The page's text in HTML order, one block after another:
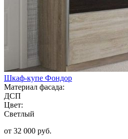
Шкаф-купе Фондор
Материал фасада:
ДСП
Цвет:
Светлый
от 32 000 руб.